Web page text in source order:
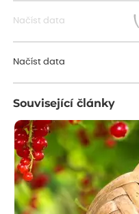
Načíst data
Načíst data
Související články